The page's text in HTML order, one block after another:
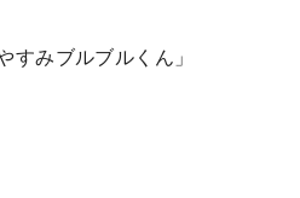
すみブルブルくん」